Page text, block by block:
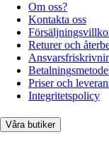
Om oss?
Kontakta oss
Returer och
Priser och
Integritetspolicy
Våra butiker